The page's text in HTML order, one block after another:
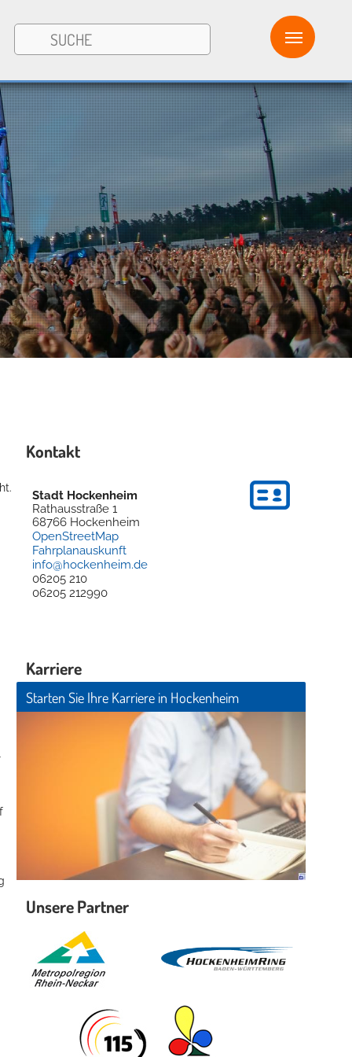
Kontakt
Stadt Hockenheim
Rathausstraße 1
68766 Hockenheim
OpenStreetMap
Fahrplanauskunft
info@hockenheim.de
06205 210
06205 212990
Karriere
Starten Sie Ihre Karriere in Hockenheim
Unsere Partner